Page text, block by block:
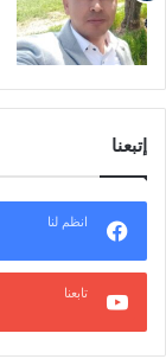
إتبعنا
انظم لنا
تابعنا